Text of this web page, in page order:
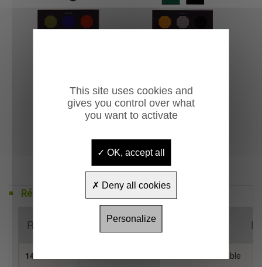
Références
Référence Désignation
14031A4003 Chaise Valencia tissu M4 Non accrochable
This site uses cookies and
gives you control over what
you want to activate
OK, accept all
Deny all cookies
Personalize